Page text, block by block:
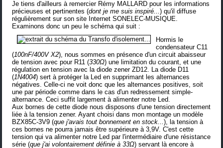
Je tiens d'ailleurs à remercier Rémy MALLARD pour les informations
précieuses et pertinentes (dont je me suis inspiré...) qu'il diffuse
régulièrement sur son site InternetSONELEC-MUSIQUE.
Examinons donc un peu le schéma qui suit :
Hormis le
condensateur C11
(100nF/400V X2), nous sommes en présence d'un circuit abaisseur
de tension avec pour R11 (330Ω) une limitation du courant, et une
régulation en tension avec la diode zener ZD12. La diode D11
(1N4004) sert à protéger la Led en supprimant les alternances
négatives. Celle-ci ne voit donc que les alternances positives, soit
une par période comme dans le cas d'un redressement simple-
alternance. Ceci suffit largement à alimenter notre Led.
Aux bornes de cette diode nous disposons d'une tension directement
liée à la tension zener. Ayant choisi dans mon montage un modèle
BZX85C-3V9 (que j'avais tout bonnement en stock...), la tension à
ces bornes ne pourra jamais être supérieure à 3,9V. C'est cette
tension qui va alimenter notre Led par l'intermédiaire d'une résistance
série (que j'ai volontairement définie à 33Ω) servant là encore à